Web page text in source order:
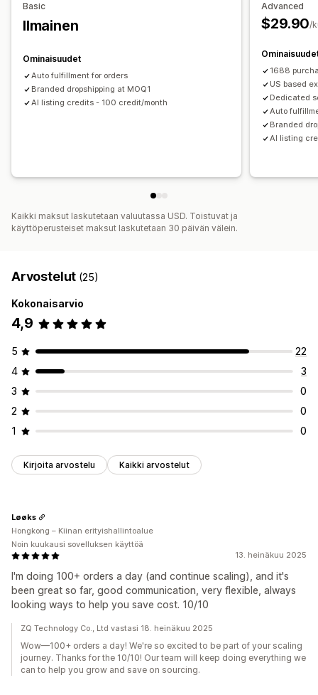
Lemmikkieläintuotteet
Yritykset ja toimistot
Laitteistot Autotarvikkeet
Hankintasijainnit
Kiina Yhdysvallat
Basic
Ilmainen
Ominaisuudet
Auto fulfillment for orders
Branded dropshipping at MOQ1
AI listing credits - 100 credit/month
Advanced
$29.90/
1688
US based
Dedicated
Auto
Branded
AI listing
Kaikki maksut laskutetaan valuutassa USD. Toistuvat ja
käyttöperusteiset maksut laskutetaan 30 päivän välein.
Arvostelut (25)
Kokonaisarvio
4,9
5
22
4
3
3
0
2
0
1
0
Kirjoita arvostelu Kaikki arvostelut
13. heinäkuu 2025
I'm doing 100+ orders a day (and continue scaling), and it's
been great so far, good communication, very flexible, always
looking ways to help you save cost. 10/10
Løøks
Hongkong – Kiinan erityishallintoalue
Noin kuukausi sovelluksen käyttöä
ZQ Technology Co., Ltd vastasi 18. heinäkuu 2025
Wow—100+ orders a day! We're so excited to be part of your scaling
journey. Thanks for the 10/10! Our team will keep doing everything we
can to help you grow and save on sourcing.